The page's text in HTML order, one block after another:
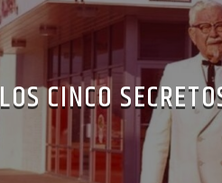
LOS CINCO